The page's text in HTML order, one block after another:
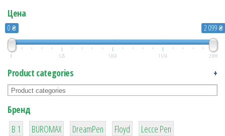
Цена
0 ₴ 2 099 ₴
0 525 1 050 1 574 2 099
Product categories +
Бренд
B 1
1
BUROMAX
1
DreamPen
2
Floyd
2
Lecce Pen